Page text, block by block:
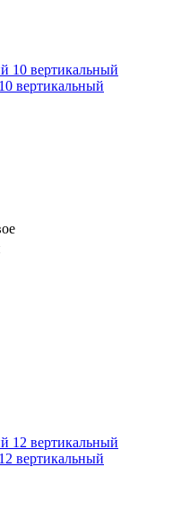
вертикальный
вертикальный